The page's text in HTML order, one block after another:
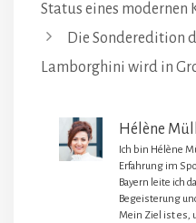
Status eines modernen
Die Sonderedition
Lamborghini wird in
Hélène
Ich bin Hélène
Erfahrung im
Bayern leite ich
Begeisterung
Mein Ziel ist es,